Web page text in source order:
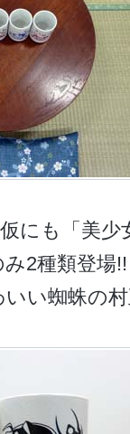
にも「美少
み2種類登
い蜘蛛の